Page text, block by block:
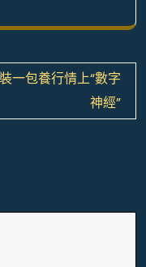
一包養行情上“數字
神經”